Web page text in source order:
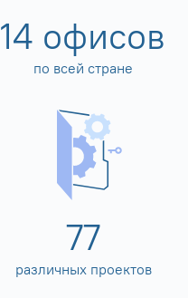
14 офисов
по всей стране
80
различных проектов